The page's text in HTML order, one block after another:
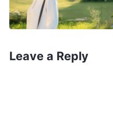
lo. Toda vez que
de inferioridade se
diga nada, você
Leave a Reply